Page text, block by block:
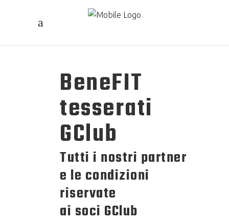
BeneFIT
tesserati
GClub
Tutti i nostri partner
e le condizioni
riservate
ai soci GClub